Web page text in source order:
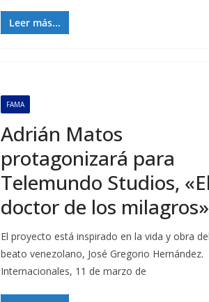
Leer más...
FAMA
Adrián Matos
protagonizará para
Telemundo Studios, «El
doctor de los milagros»
El proyecto está inspirado en la vida y obra del
beato venezolano, José Gregorio Hernández.
Internacionales, 11 de marzo de